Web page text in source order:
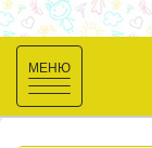
Toggle
navigation